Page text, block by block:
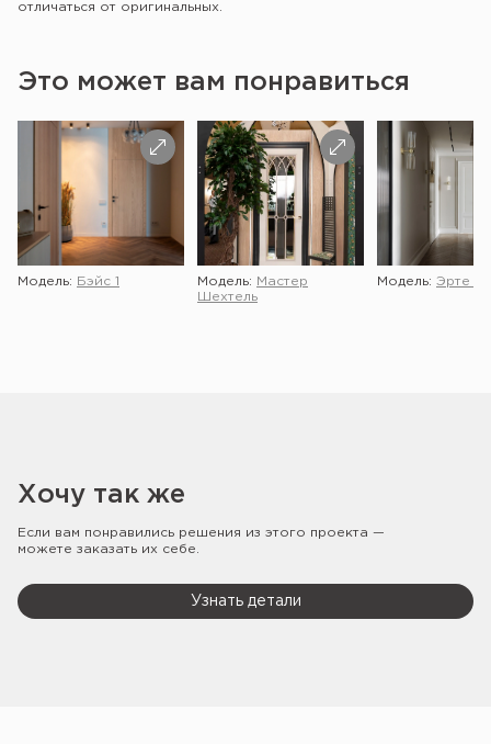
отличаться от оригинальных.
Это может вам понравиться
Модель: Бэйс 1 Модель:
Мастер
Шехтель
Модель: Эрте 2
Хочу так же
Если вам понравились решения из этого проекта —
можете заказать их себе.
Узнать детали